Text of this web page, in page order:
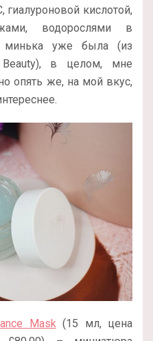
кислотой,
водорослями в
минька уже была (из
Beauty), в целом, мне
опять же, на мой вкус,
Mask(15 мл, цена